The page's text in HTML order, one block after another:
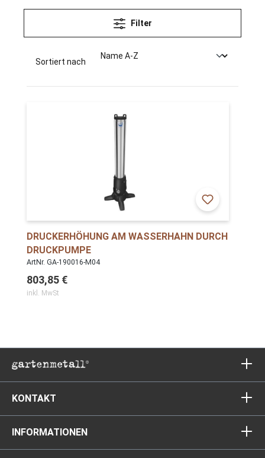
Filter
Sortiert nach
DRUCKERHÖHUNG AM WASSERHAHN DURCH
DRUCKPUMPE
ArtNr. GA-190016-M04
803,85 €
inkl. MwSt
KONTAKT
INFORMATIONEN